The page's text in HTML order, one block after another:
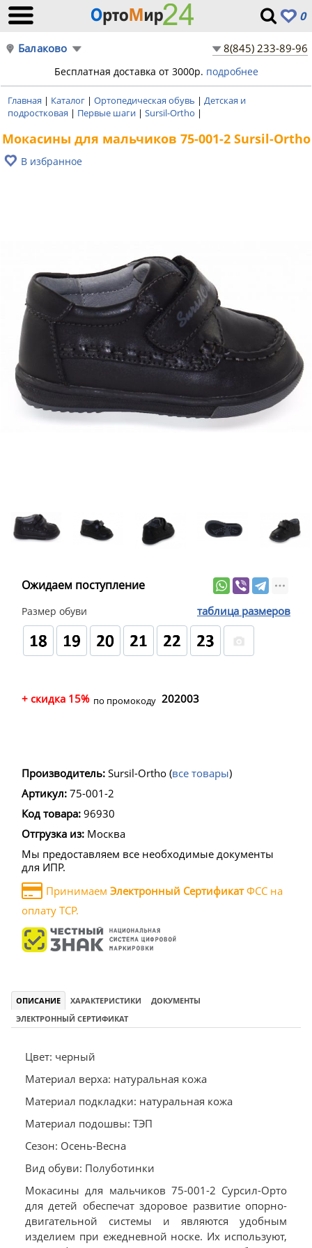
0
Балаково 8(845) 233-89-96
Бесплатная доставка от 3000р. подробнее
Главная | Каталог | Ортопедическая обувь | Детская и
подростковая | Первые шаги | Sursil-Ortho |
Мокасины для мальчиков 75-001-2 Sursil-Ortho
В избранное
Ожидаем поступление
Размер обуви таблица размеров
+ скидка 15% по промокоду 202003
Производитель: Sursil-Ortho (все товары)
Артикул: 75-001-2
Код товара: 96930
Отгрузка из: Москва
Мы предоставляем все необходимые документы
для ИПР.
Принимаем Электронный СертификатФСС на
оплату ТСР.
ОПИСАНИЕ ХАРАКТЕРИСТИКИ
ДОКУМЕНТЫ
ЭЛЕКТРОННЫЙ СЕРТИФИКАТ
Цвет: черный
Материал верха: натуральная кожа
Материал подкладки: натуральная кожа
Материал подошвы: ТЭП
Сезон: Осень-Весна
Вид обуви: Полуботинки
Мокасины для мальчиков 75-001-2 Сурсил-Орто
для детей обеспечат здоровое развитие опорно-
двигательной системы и являются удобным
изделием при ежедневной носке. Их используют,